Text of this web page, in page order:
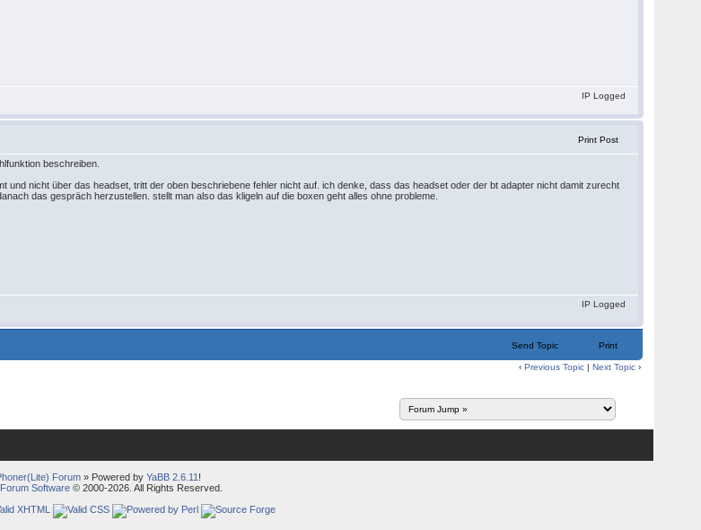
IP Logged
Print Post
beschreiben.
und nicht über das headset, tritt der oben beschriebene fehler nicht auf. ich denke, dass das headset oder der bt adapter nicht damit zurecht
das gespräch herzustellen. stellt man also das kligeln auf die boxen geht alles ohne probleme.
IP Logged
Send Topic Print
‹Previous Topic |Next Topic ›
Forum» Powered by YaBB 2.6.11 !
Software© 2000-2026. All Rights Reserved.